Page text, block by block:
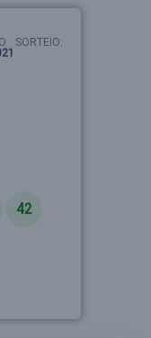
SORTEIO:
42